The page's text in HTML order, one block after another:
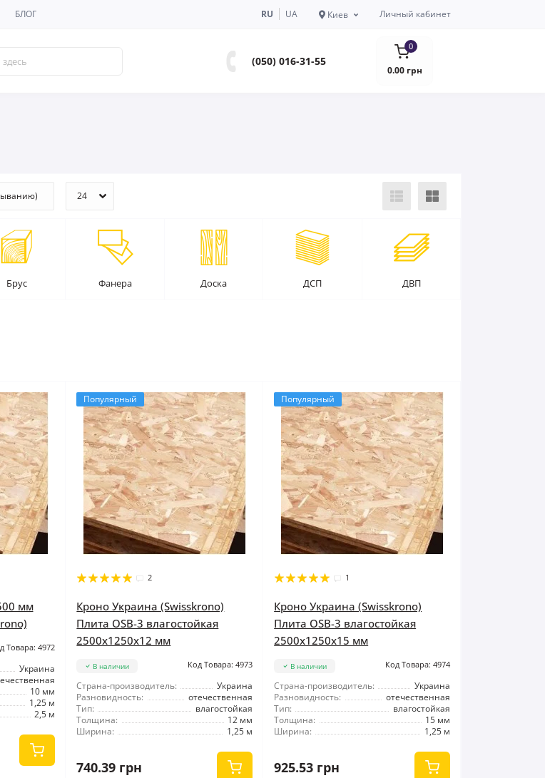
БЛОГ RU UA Киев Личный кабинет
(050) 016-31-55
0
0.00 грн
Брус Фанера Доска ДСП ДВП
мм
Товара: 4972
Украина
10 мм
1,25 м
2,5 м
Популярный
2
Кроно Украина (Swisskrono)
Плита OSB-3 влагостойкая
2500x1250x12 мм
В наличии Код Товара: 4973
Страна-производитель:
Украина
Разновидность:
отечественная
Тип:
влагостойкая
Толщина:
12 мм
Ширина:
1,25 м
740.39 грн
Популярный
1
Кроно Украина (Swisskrono)
Плита OSB-3 влагостойкая
2500x1250x15 мм
В наличии Код Товара: 4974
Страна-производитель:
Украина
Разновидность:
отечественная
Тип:
влагостойкая
Толщина:
15 мм
Ширина:
1,25 м
925.53 грн